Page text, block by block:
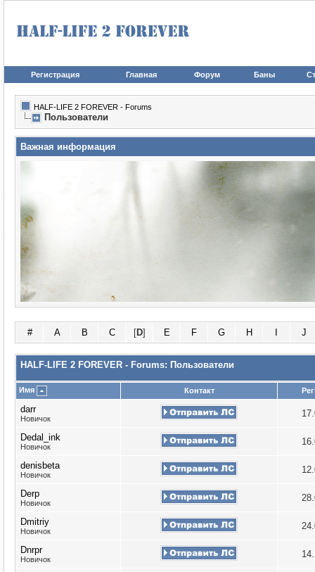
Регистрация Главная Форум Баны
HALF-LIFE 2 FOREVER - Forums
Пользователи
Важная информация
# A B C [D] E F G H J
HALF-LIFE 2 FOREVER - Forums: Пользователи
Имя Контакт
darr
Новичок
Dedal_ink
Новичок
denisbeta
Новичок
Derp
Новичок
Dmitriy
Новичок
Dnrpr
Новичок